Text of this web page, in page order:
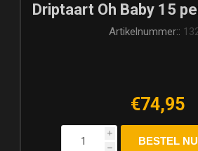
Driptaart Oh Baby 15
Artikelnummer::
€74,95
i
h